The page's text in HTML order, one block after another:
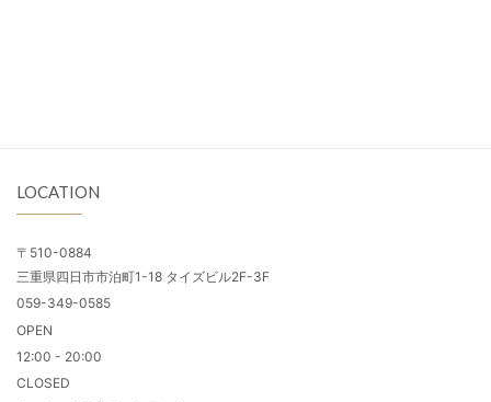
LOCATION
〒510-0884
三重県四日市市泊町1-18 タイズビル2F-3F
059-349-0585
OPEN
12:00 - 20:00
CLOSED